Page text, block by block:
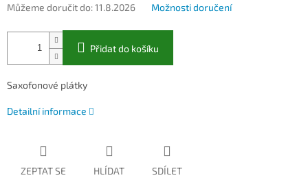
Můžeme doručit do:11.8.2026 Možnosti doručení
Přidat do košíku
Saxofonové plátky
Detailní informace
ZEPTAT SE HLÍDAT SDÍLET